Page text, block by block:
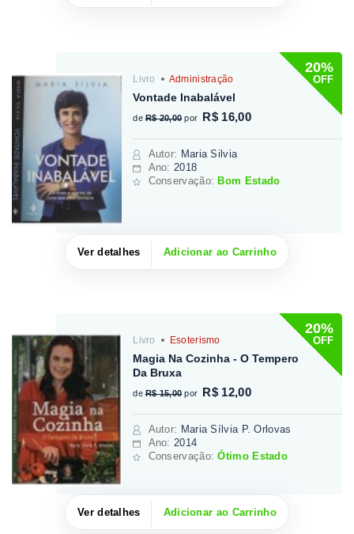
20%
OFF
Livro Administração
Vontade Inabalável
de R$ 20,00 por R$ 16,00
Autor: Maria Silvia
Ano: 2018
Conservação: Bom Estado
Ver detalhes Adicionar ao Carrinho
20%
OFF
Livro Esoterismo
Magia Na Cozinha - O Tempero
Da Bruxa
de R$ 15,00 por R$ 12,00
Autor: Maria Sílvia P. Orlovas
Ano: 2014
Conservação:Ótimo Estado
Ver detalhes Adicionar ao Carrinho